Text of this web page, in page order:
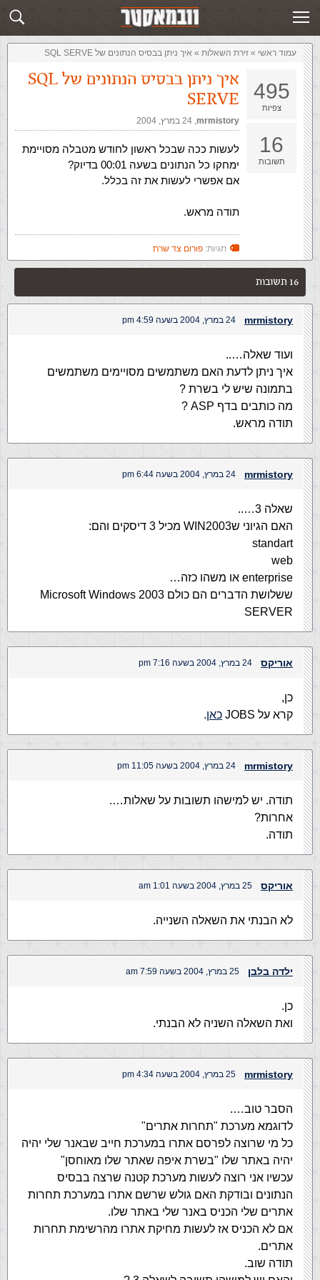
שלח תשובה זירת השאלות
עמוד ראשי » ‏זירת השאלות‏ » איך ניתן בבסיס הנתונים של SQL SERVE
495
צפיות
16
תשובות
איך ניתן בבסיס הנתונים של SQL
SERVE
mrmistory
,‏ 24 במרץ, 2004
לעשות ככה שבכל ראשון לחודש מטבלה מסויימת
ימחקו כל הנתונים בשעה 00:01 בדיוק?
אם אפשרי לעשות את זה בכלל.
תודה מראש.
תגיות: פורום צד שרת
16 תשובות
mrmistory 24 במרץ, 2004 בשעה 4:59 pm
ועוד שאלה…..
איך ניתן לדעת האם משתמשים מסויימים משתמשים
בתמונה שיש לי בשרת ?
מה כותבים בדף ASP ?
תודה מראש.
mrmistory 24 במרץ, 2004 בשעה 6:44 pm
שאלה 3…..
האם הגיוני שWIN2003 מכיל 3 דיסקים והם:
standart
web
enterprise או משהו כזה…
ששלושת הדברים הם כולם Microsoft Windows 2003
SERVER
אוריקס 24 במרץ, 2004 בשעה 7:16 pm
כן,
קרא על JOBS
כאן.
mrmistory 24 במרץ, 2004 בשעה 11:05 pm
תודה. יש למישהו תשובות על שאלות….
אחרות?
תודה.
אוריקס 25 במרץ, 2004 בשעה 1:01 am
לא הבנתי את השאלה השנייה.
ילדה בלבן 25 במרץ, 2004 בשעה 7:59 am
כן.
ואת השאלה השניה לא הבנתי.
mrmistory 25 במרץ, 2004 בשעה 4:34 pm
הסבר טוב….
לדוגמא מערכת "תחרות אתרים"
כל מי שרוצה לפרסם אתרו במערכת חייב שבאנר שלי יהיה
יהיה באתר שלו "בשרת איפה שאתר שלו מאוחסן"
עכשיו אני רוצה לעשות מערכת קטנה שרצה בבסיס
הנתונים ובודקת האם גולש שרשם אתרו במערכת תחרות
אתרים שלי הכניס באנר שלי באתר שלו.
אם לא הכניס אז לעשות מחיקת אתרו מהרשימת תחרות
אתרים.
תודה שוב.